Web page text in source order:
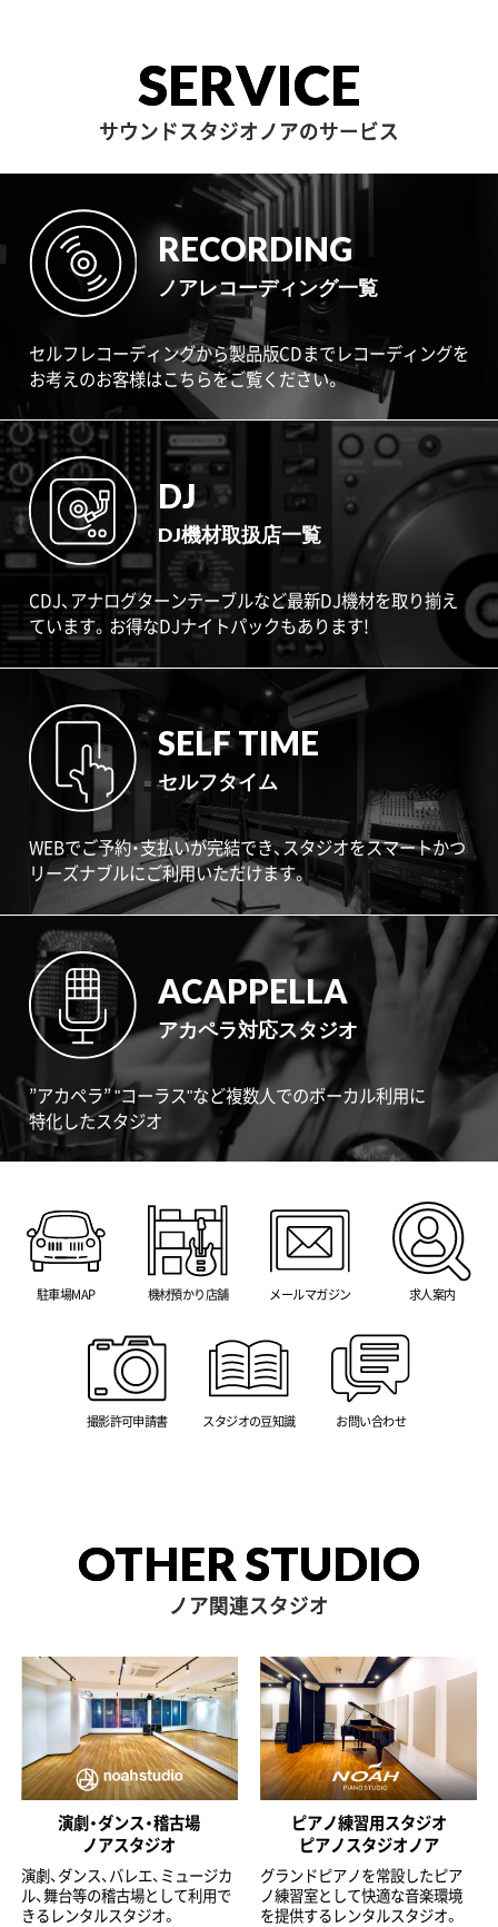
NOAH BOOK
【期間限定キャンペーン】7/
15よりiZotope Spire Studi
料レンタルキャンペーン！
SERVICE
サウンドスタジオノアのサービス
RECORDING
ノアレコーディング一覧
セルフレコーディングから製品版CDまでレコーディングを
お考えのお客様はこちらをご覧ください。
DJ
DJ機材取扱店一覧
CDJ、アナログターンテーブルなど最新DJ機材を取り揃え
ています。お得なDJナイトパックもあります!
SELF TIME
セルフタイム
WEBでご予約・支払いが完結でき、スタジオをスマートかつ
リーズナブルにご利用いただけます。
ACAPPELLA
アカペラ対応スタジオ
”アカペラ” "コーラス"など複数人でのボーカル利用に
特化したスタジオ
駐車場MAP 機材預かり店舗 メールマガジン 求人案内
撮影許可申請書 スタジオの豆知識 お問い合わせ
OTHER STUDIO
ノア関連スタジオ
演劇・ダンス・稽古場
ノアスタジオ
演劇、ダンス、バレエ、ミュージカ
ル、舞台等の稽古場として利用で
きるレンタルスタジオ。
ピアノ練習用スタジオ
ピアノスタジオノア
グランドピアノを常設したピア
ノ練習室として快適な音楽環境
を提供するレンタルスタジオ。